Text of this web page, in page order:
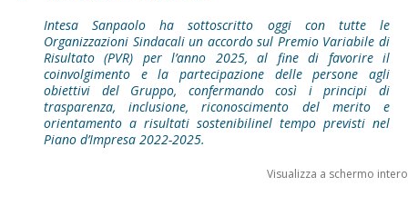
Intesa Sanpaolo ha sottoscritto oggi con tutte le
Organizzazioni Sindacali un accordo sul Premio Variabile di
Risultato (PVR) per l’anno 2025, al fine di favorire il
coinvolgimento e la partecipazione delle persone agli
obiettivi del Gruppo, confermando così i principi di
trasparenza, inclusione, riconoscimento del merito e
orientamento a risultati sostenibilinel tempo previsti nel
Piano d’Impresa 2022-2025.
Visualizza a schermo intero